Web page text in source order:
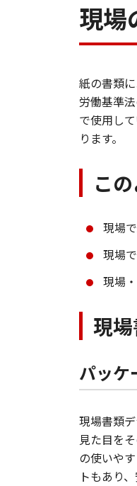
現場
紙の書類
労働基準
で使用し
ります。
こ
現場
現場
現場
現
パッケ
現場書類
見た目を
の使いや
トもあり